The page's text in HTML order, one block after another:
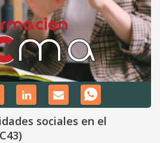
sociales en el